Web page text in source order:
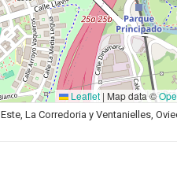
Leaflet | Map data ©
La Corredoria y Ventanielles,